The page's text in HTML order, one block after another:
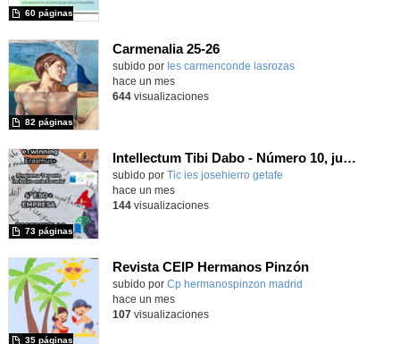
60 páginas
Carmenalia 25-26
Contenido educativo.
subido por Ies carmenconde lasrozas
82 páginas
-
hace un mes
644visualizaciones
Intellectum Tibi Dabo - Número 10, junio 2026
Contenido educativo.
subido por Tic ies josehierro getafe
73 páginas
hace un mes
144visualizaciones
Revista CEIP Hermanos Pinzón
Contenido educativo.
subido por Cp hermanospinzon madrid
35 páginas
hace un mes
107visualizaciones